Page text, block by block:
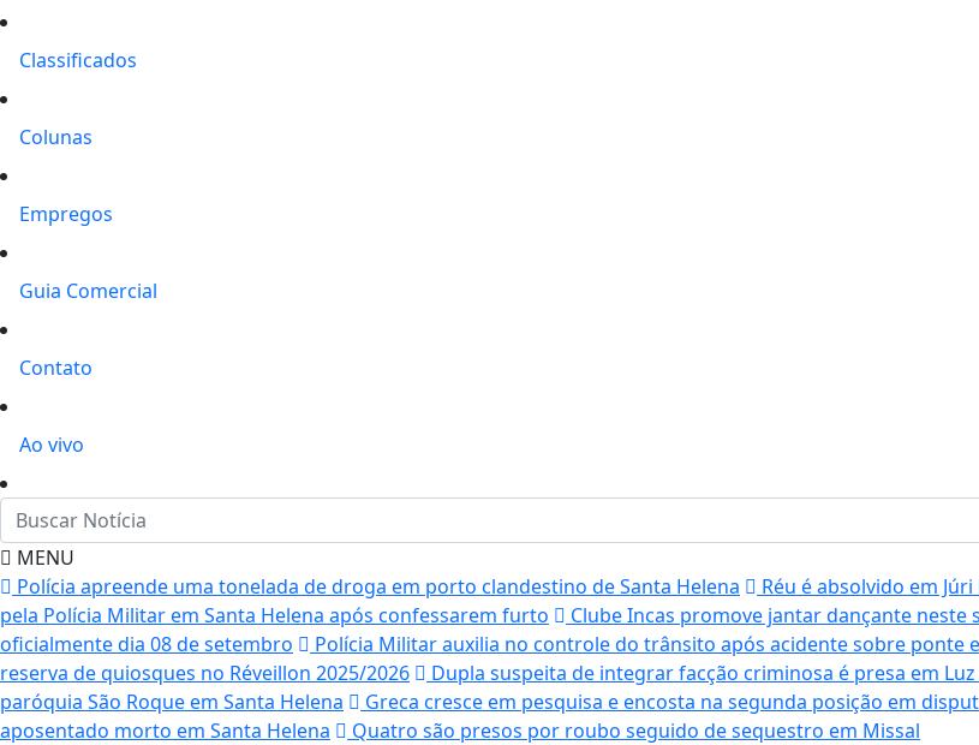
Classificados
Colunas
Empregos
Guia Comercial
Contato
Ao vivo
MENU
Polícia apreende uma tonelada de droga em porto clandestino de Santa Helena
Réu é absolvido em
pela Polícia Militar em Santa Helena após confessarem furto
Clube Incas promove jantar dançante neste
oficialmente dia 08 de setembro
Polícia Militar auxilia no controle do trânsito após acidente sobre ponte
reserva de quiosques no Réveillon 2025/2026
Dupla suspeita de integrar facção criminosa é presa em
paróquia São Roque em Santa Helena
Greca cresce em pesquisa e encosta na segunda posição em
aposentado morto em Santa Helena
Quatro são presos por roubo seguido de sequestro em Missal